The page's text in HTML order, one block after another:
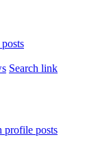
Search link
profile posts